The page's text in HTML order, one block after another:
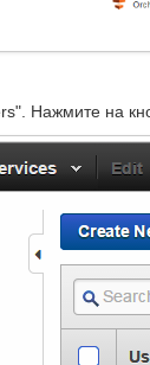
Нажмите на